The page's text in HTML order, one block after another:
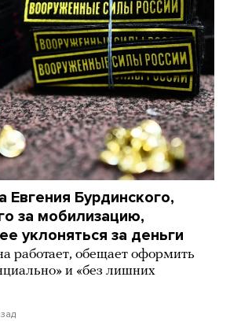
Евгения Бурдинского,
за мобилизацию,
уклоняться за деньги
работает, обещает оформить
и «без лишних